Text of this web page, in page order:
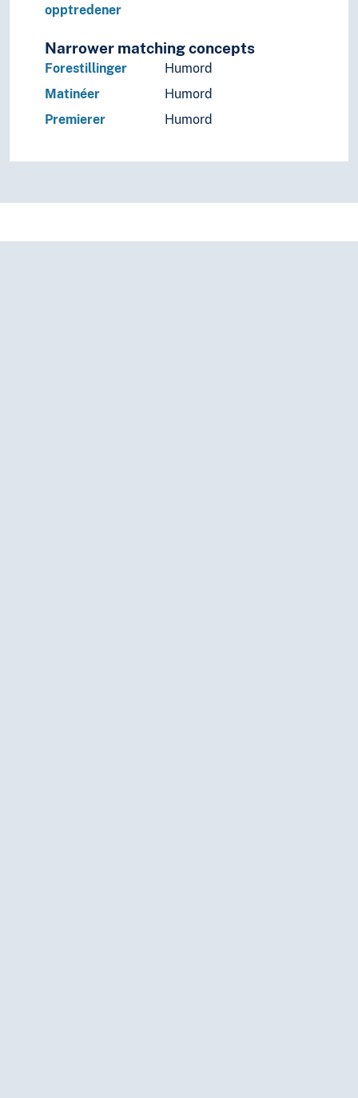
opptredener
Narrower matching concepts
Forestillinger
Humord
Matinéer
Humord
Premierer
Humord